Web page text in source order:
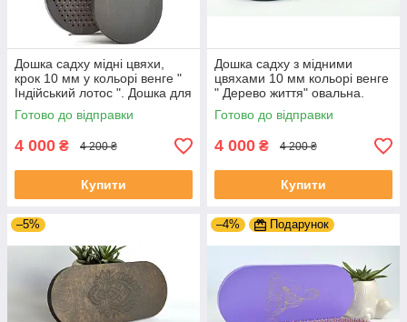
Дошка садху мідні цвяхи,
крок 10 мм у кольорі венге "
Індійський лотос ". Дошка для
йоги від виробника.
Готово до відправки
4 000 ₴ 4 200 ₴
Купити
Дошка садху з мідними
цвяхами 10 мм кольорі венге
" Дерево життя" овальна.
Мідні цвяхи для ніг.
Готово до відправки
4 000 ₴ 4 200 ₴
Купити
–5% –4% Подарунок